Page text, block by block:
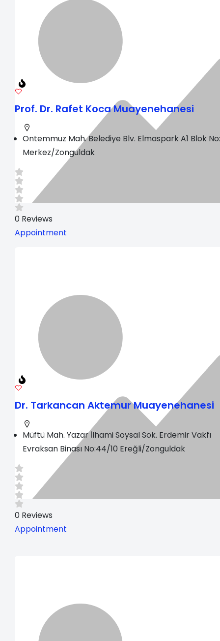
Prof. Dr. Rafet Koca Muayenehanesi
Ontemmuz Mah. Belediye Blv. Elmaspark A1 Blok
Merkez/Zonguldak
0 Reviews
Appointment
Dr. Tarkancan Aktemur Muayenehanesi
Müftü Mah. Yazar İlhami Soysal Sok. Erdemir Vakfı
Evraksan Binası No:44/10 Ereğli/Zonguldak
0 Reviews
Appointment